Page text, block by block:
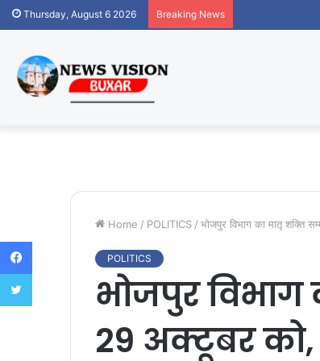
Thursday, August 6 2026 Breaking News
Home / POLITICS / भोजपुर विभाग का मातृ शक्ति
POLITICS
भोजपुर
29 अक्टूबर को,